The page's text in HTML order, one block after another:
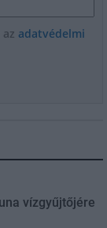
adatvédelmi
vízgyűjtőjére